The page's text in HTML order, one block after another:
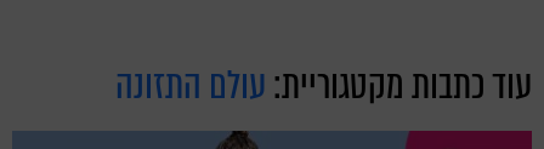
עוד כתבות מקטגוריית:עולם התזונה